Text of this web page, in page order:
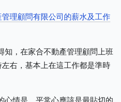
理顧問有限公司的薪水及工作
知，在家合不動產管理顧問上班
右，基本上在這工作都是準時
心情是，平常心應該是最貼切的